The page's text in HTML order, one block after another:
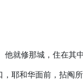
就修那城，住在其中
耶和华面前，拈阄